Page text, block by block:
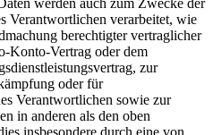
werden auch zum Zwecke der
Verantwortlichen verarbeitet, wie
berechtigter vertraglicher
Konto-Vertrag oder dem
zur
oder für
Verantwortlichen sowie zur
in anderen als den oben
insbesondere durch eine von